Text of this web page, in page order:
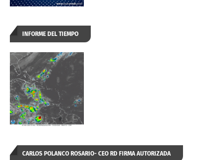
INFORME DEL TIEMPO
CARLOS POLANCO ROSARIO- CEO RD FIRMA AUTORIZADA